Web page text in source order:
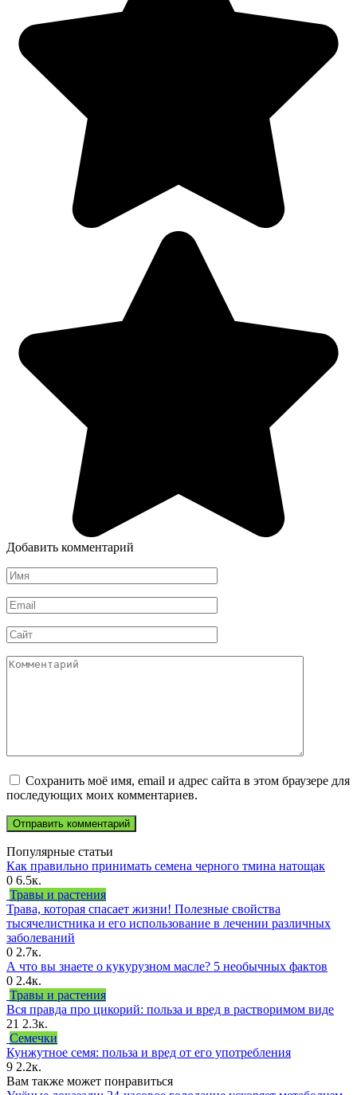
Добавить комментарий
Имя
*
Email
*
Сайт
Комментарий
Сохранить моё имя, email и адрес сайта в этом браузере для
последующих моих комментариев.
Популярные статьи
Как правильно принимать семена черного тмина натощак
0 6.5к.
Травы и растения
Трава, которая спасает жизни! Полезные свойства
тысячелистника и его использование в лечении различных
заболеваний
0 2.7к.
А что вы знаете о кукурузном масле? 5 необычных фактов
0 2.4к.
Травы и растения
Вся правда про цикорий: польза и вред в растворимом виде
21 2.3к.
Семечки
Кунжутное семя: польза и вред от его употребления
9 2.2к.
Вам также может понравиться